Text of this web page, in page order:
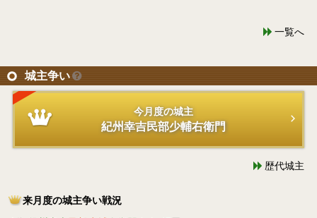
一覧へ
城主争い
今月度の城主
紀州幸吉民部少輔右衛門
歴代城主
来月度の城主争い戦況